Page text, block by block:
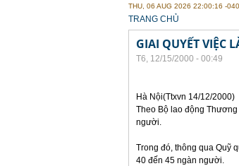
THU, 06 AUG 2026 22:00:16 -
YOU ARE HERE
TRANG CHỦ
GIAI QUYẾT VIỆC
T6, 12/15/2000 - 00:49
Hà Nội(Ttxvn 14/12/2000)
Theo Bộ lao động
người.
Trong đó, thông qua Quỹ
40 đến 45 ngàn người.